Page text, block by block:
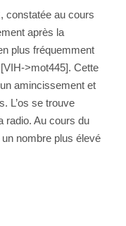
constatée au cours
après la
plus fréquemment
>mot445]. Cette
amincissement et
L’os se trouve
radio. Au cours du
nombre plus élevé